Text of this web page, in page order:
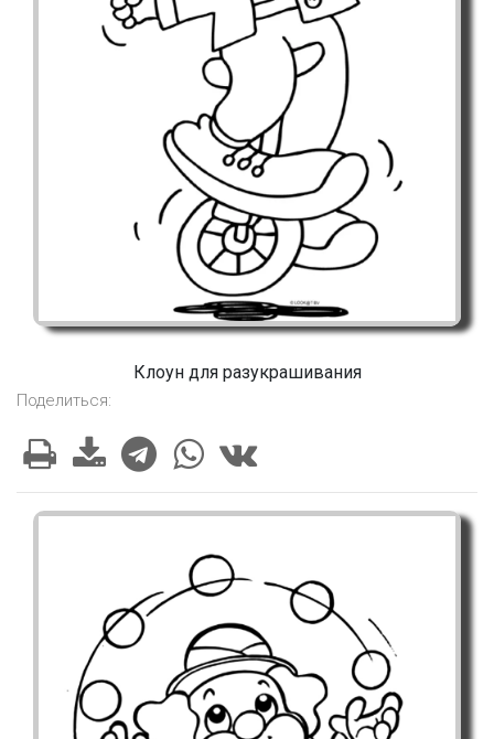
Клоун для разукрашивания
Поделиться: